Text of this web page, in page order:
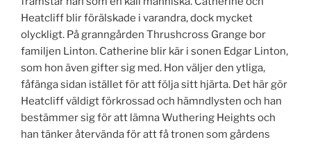
Heatcliff blir förälskade i varandra, dock mycket
olyckligt. På granngården Thrushcross Grange bor
familjen Linton. Catherine blir kär i sonen Edgar Linton,
som hon även gifter sig med. Hon väljer den ytliga,
fåfänga sidan istället för att följa sitt hjärta. Det här gör
Heatcliff väldigt förkrossad och hämndlysten och han
bestämmer sig för att lämna Wuthering Heights och
han tänker återvända för att få tronen som gårdens